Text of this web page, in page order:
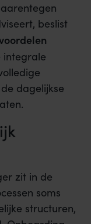
beslist
integrale
dagelijkse
zit in de
soms
structuren,